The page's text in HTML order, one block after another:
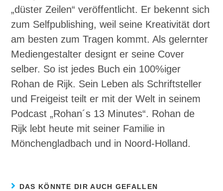
„düster Zeilen“ veröffentlicht. Er bekennt sich
zum Selfpublishing, weil seine Kreativität dort
am besten zum Tragen kommt. Als gelernter
Mediengestalter designt er seine Cover
selber. So ist jedes Buch ein 100%iger
Rohan de Rijk. Sein Leben als Schriftsteller
und Freigeist teilt er mit der Welt in seinem
Podcast „Rohan´s 13 Minutes“. Rohan de
Rijk lebt heute mit seiner Familie in
Mönchengladbach und in Noord-Holland.
DAS KÖNNTE DIR AUCH GEFALLEN